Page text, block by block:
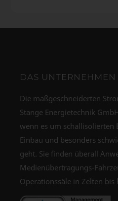
DAS UNTERNEHMEN
Die maßgeschneiderten
Stange Energietechnik
wenn es um schallisolierten
Einbau und besonders
geht. Sie finden überall
Medienübertragungs-
Operationssäle in Zelten bis